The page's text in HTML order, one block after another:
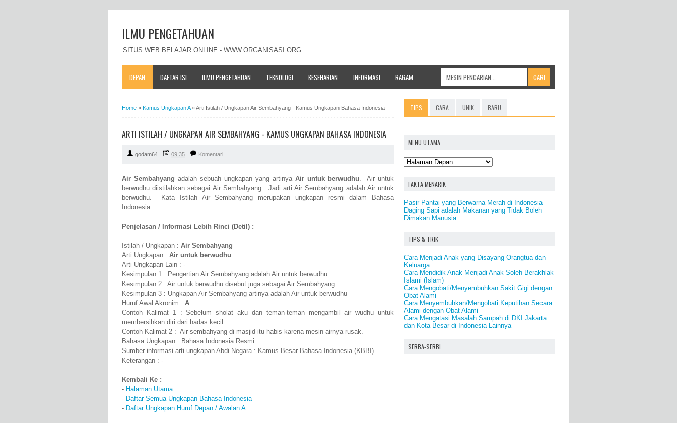
ILMU PENGETAHUAN
SITUS WEB BELAJAR ONLINE - WWW.ORGANISASI.ORG
DEPAN DAFTAR ISI ILMU PENGETAHUAN TEKNOLOGI KESEHARIAN INFORMASI RAGAM
Home » Kamus Ungkapan A»Arti Istilah / Ungkapan Air Sembahyang - Kamus Ungkapan Bahasa Indonesia
ARTI ISTILAH / UNGKAPAN AIR SEMBAHYANG - KAMUS UNGKAPAN BAHASA INDONESIA
godam64 09:35 Komentari
Air Sembahyang adalah sebuah ungkapan yang artinya Air untuk berwudhu. Air untuk
berwudhu diistilahkan sebagai Air Sembahyang. Jadi arti Air Sembahyang adalah Air untuk
berwudhu. Kata Istilah Air Sembahyang merupakan ungkapan resmi dalam Bahasa
Indonesia.
Penjelasan / Informasi Lebih Rinci (Detil) :
Istilah / Ungkapan : Air Sembahyang
Arti Ungkapan : Air untuk berwudhu
Arti Ungkapan Lain : -
Kesimpulan 1 : Pengertian Air Sembahyang adalah Air untuk berwudhu
Kesimpulan 2 : Air untuk berwudhu disebut juga sebagai Air Sembahyang
Kesimpulan 3 : Ungkapan Air Sembahyang artinya adalah Air untuk berwudhu
Huruf Awal Akronim : A
Contoh Kalimat 1 : Sebelum sholat aku dan teman-teman mengambil air wudhu untuk
membersihkan diri dari hadas kecil.
Contoh Kalimat 2 : Air sembahyang di masjid itu habis karena mesin airnya rusak.
Bahasa Ungkapan : Bahasa Indonesia Resmi
Sumber informasi arti ungkapan Abdi Negara : Kamus Besar Bahasa Indonesia (KBBI)
Keterangan : -
Kembali Ke :
- Halaman Utama
- Daftar Semua Ungkapan Bahasa Indonesia
- Daftar Ungkapan Huruf Depan / Awalan A
TIPS CARA UNIK BARU
MENU UTAMA
FAKTA MENARIK
Pasir Pantai yang Berwarna Merah di Indonesia
Daging Sapi adalah Makanan yang Tidak Boleh
Dimakan Manusia
TIPS & TRIK
Cara Menjadi Anak yang Disayang Orangtua dan
Keluarga
Cara Mendidik Anak Menjadi Anak Soleh Berakhlak
Islami (Islam)
Cara Mengobati/Menyembuhkan Sakit Gigi dengan
Obat Alami
Cara Menyembuhkan/Mengobati Keputihan Secara
Alami dengan Obat Alami
Cara Mengatasi Masalah Sampah di DKI Jakarta
dan Kota Besar di Indonesia Lainnya
SERBA-SERBI